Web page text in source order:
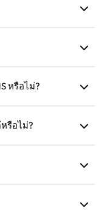
กำหนด ความเร็วจะ
หรือไม่?
รือไม่?
ณะเดินทาง
อไม่